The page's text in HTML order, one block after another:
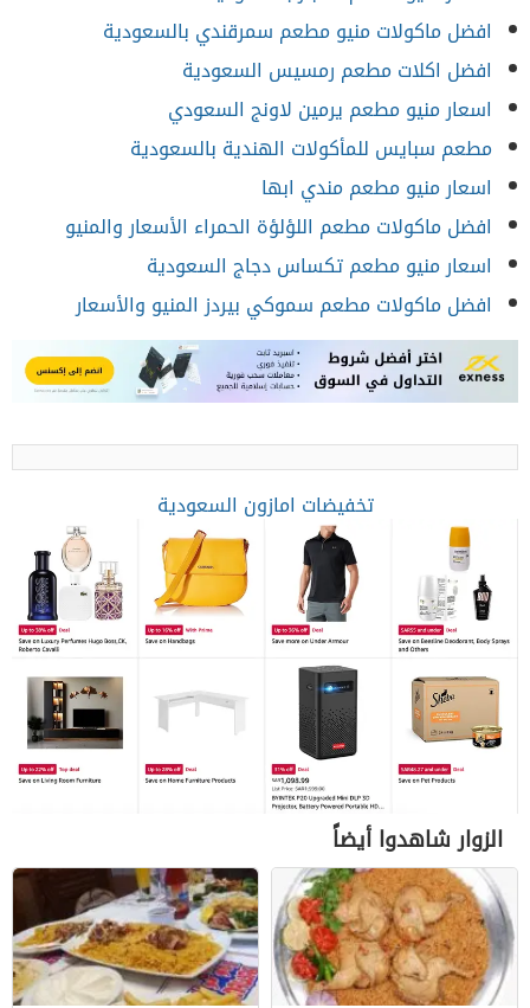
افضل ماكولات منيو مطعم سمرقندي بالسعودية
افضل اكلات مطعم رمسيس السعودية
اسعار منيو مطعم يرمين لاونج السعودي
مطعم سبايس للمأكولات الهندية بالسعودية
اسعار منيو مطعم مندي ابها
افضل ماكولات مطعم اللؤلؤة الحمراء الأسعار والمنيو
اسعار منيو مطعم تكساس دجاج السعودية
افضل ماكولات مطعم سموكي بيردز المنيو والأسعار
تخفيضات امازون السعودية
الزوار شاهدوا أيضاً